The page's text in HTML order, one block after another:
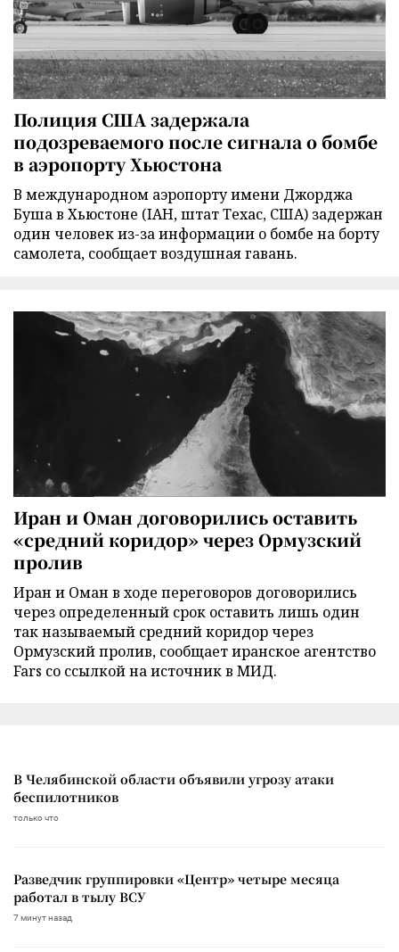
Полиция США задержала
подозреваемого после сигнала о бомбе
в аэропорту Хьюстона
В международном аэропорту имени Джорджа
Буша в Хьюстоне (IAH, штат Техас, США) задержан
один человек из-за информации о бомбе на борту
самолета, сообщает воздушная гавань.
Иран и Оман договорились оставить
«средний коридор» через Ормузский
пролив
Иран и Оман в ходе переговоров договорились
через определенный срок оставить лишь один
так называемый средний коридор через
Ормузский пролив, сообщает иранское агентство
Fars со ссылкой на источник в МИД.
В Челябинской области объявили угрозу атаки
беспилотников
только что
Разведчик группировки «Центр» четыре месяца
работал в тылу ВСУ
7 минут назад